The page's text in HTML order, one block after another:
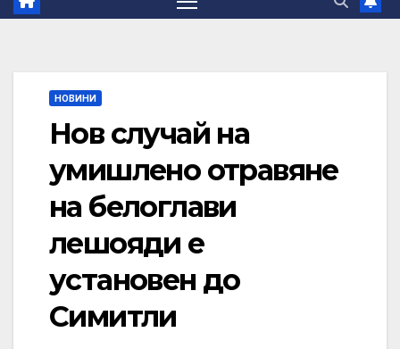
НОВИНИ
Нов случай на
умишлено отравяне
на белоглави
лешояди е
установен до
Симитли